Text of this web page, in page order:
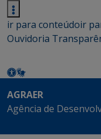
ir para conteúdoir
Ouvidoria
AGRAER
Agência de